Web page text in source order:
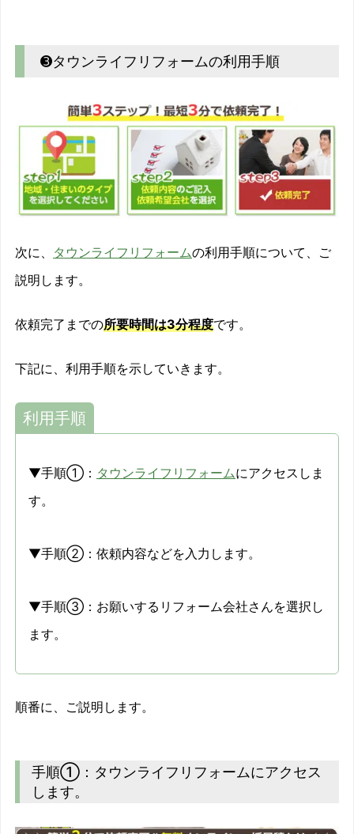
➌タウンライフリフォームの利用手順
次に、 タウンライフリフォームの利用手順について、ご
説明します。
依頼完了までの所要時間は3分程度です。
下記に、利用手順を示していきます。
利用手順
▼手順①： タウンライフリフォームにアクセスしま
す。
▼手順②：依頼内容などを入力します。
▼手順③：お願いするリフォーム会社さんを選択し
ます。
順番に、ご説明します。
手順①：タウンライフリフォームにアクセス
します。